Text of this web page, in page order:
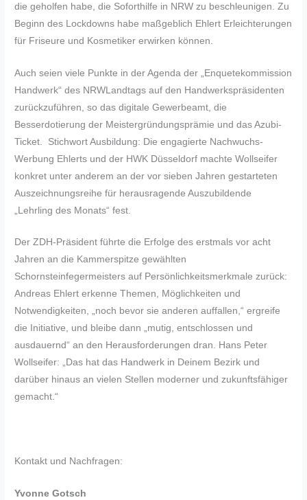
die geholfen habe, die Soforthilfe in NRW zu beschleunigen. Zu
Beginn des Lockdowns habe maßgeblich Ehlert Erleichterungen
für Friseure und Kosmetiker erwirken können.
Auch seien viele Punkte in der Agenda der „Enquetekommission
Handwerk“ des NRWLandtags auf den Handwerkspräsidenten
zurückzuführen, so das digitale Gewerbeamt, die
Besserdotierung der Meistergründungsprämie und das Azubi-
Ticket. Stichwort Ausbildung: Die engagierte Nachwuchs-
Werbung Ehlerts und der HWK Düsseldorf machte Wollseifer
konkret unter anderem an der vor sieben Jahren gestarteten
Auszeichnungsreihe für herausragende Auszubildende
„Lehrling des Monats“ fest.
Der ZDH-Präsident führte die Erfolge des erstmals vor acht
Jahren an die Kammerspitze gewählten
Schornsteinfegermeisters auf Persönlichkeitsmerkmale zurück:
Andreas Ehlert erkenne Themen, Möglichkeiten und
Notwendigkeiten, „noch bevor sie anderen auffallen,“ ergreife
die Initiative, und bleibe dann „mutig, entschlossen und
ausdauernd“ an den Herausforderungen dran. Hans Peter
Wollseifer: „Das hat das Handwerk in Deinem Bezirk und
darüber hinaus an vielen Stellen moderner und zukunftsfähiger
gemacht.“
Kontakt und Nachfragen:
Yvonne Gotsch